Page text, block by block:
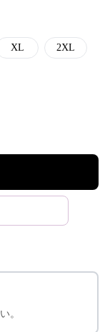
XL 2XL
。